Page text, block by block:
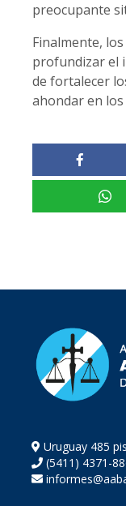
preocupante
Finalmente,
profundizar el
de fortalecer
ahondar en
Uruguay 485
(5411) 4371-